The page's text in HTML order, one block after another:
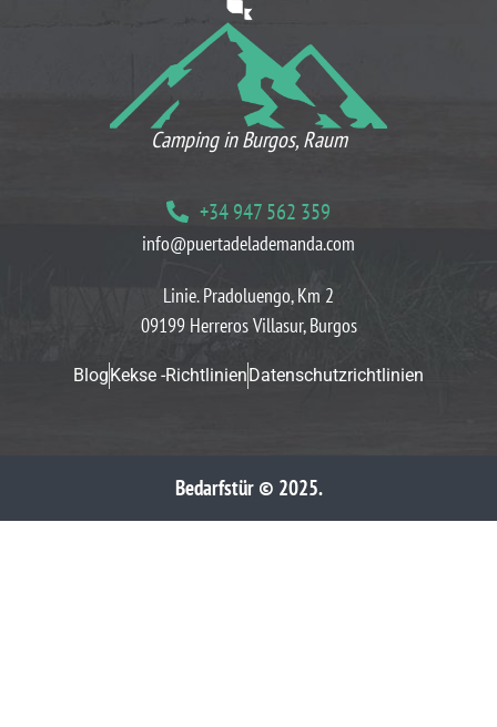
Camping in Burgos, Raum
+34 947 562 359
info@puertadelademanda.com
Linie. Pradoluengo, Km 2
09199 Herreros Villasur, Burgos
BlogKekse -RichtlinienDatenschutzrichtlinien
Bedarfstür © 2025.